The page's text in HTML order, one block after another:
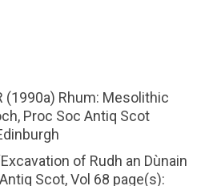
(1990a) Rhum: Mesolithic
Proc Soc Antiq Scot
of Rudh an Dùnain
Scot, Vol 68 page(s):